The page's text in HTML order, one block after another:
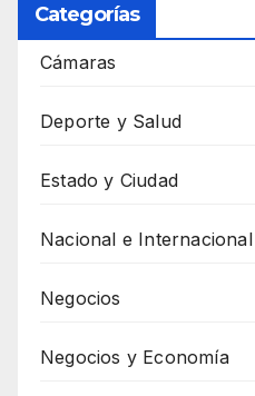
Categorías
Cámaras
Deporte y Salud
Estado y Ciudad
Nacional e Internacional
Negocios
Negocios y Economía